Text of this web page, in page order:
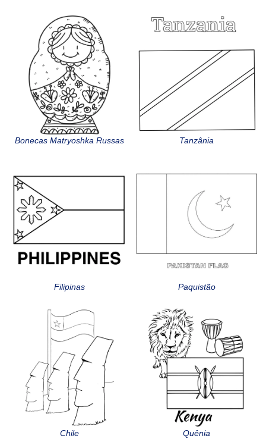
Bonecas Matryoshka Russas Tanzânia
Filipinas Paquistão
Chile Quênia